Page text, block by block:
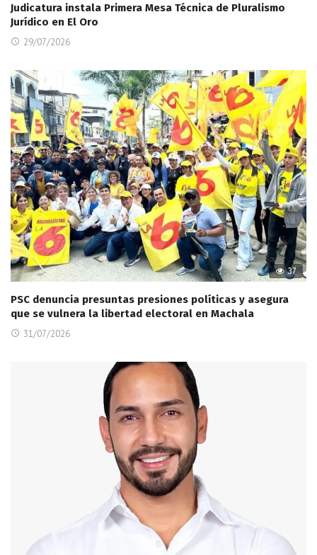
Judicatura instala Primera Mesa Técnica de Pluralismo
Jurídico en El Oro
29/07/2026
37
PSC denuncia presuntas presiones políticas y asegura
que se vulnera la libertad electoral en Machala
31/07/2026